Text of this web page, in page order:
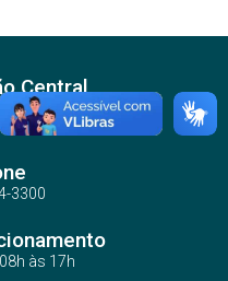
Central
- Santa Ifigênia
Paulo – SP
3300
às 17h